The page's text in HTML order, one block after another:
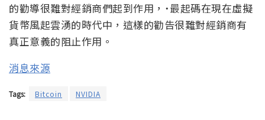
的勸導很難對經銷商們起到作用，˙最起碼在現在虛擬
貨幣風起雲湧的時代中，這樣的勸告很難對經銷商有
真正意義的阻止作用。
消息來源
Tags: Bitcoin NVIDIA